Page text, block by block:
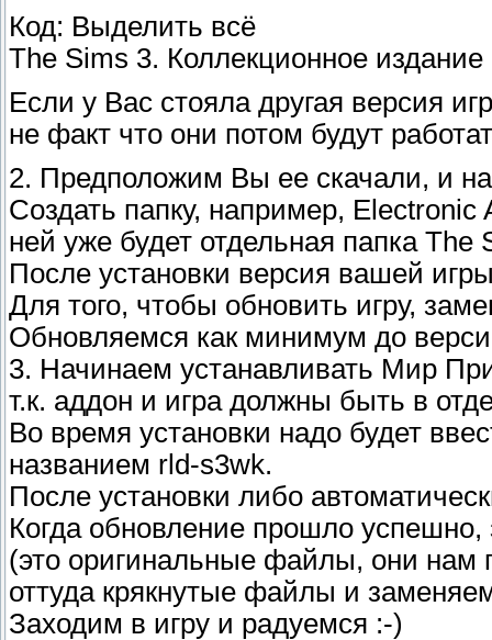
Код: Выделить всё
The Sims 3. Коллекционное
Если у Вас стояла другая версия
не факт что они потом будут
2. Предположим Вы ее скачали, и
Создать папку, например,
ней уже будет отдельная папка The
После установки версия вашей
Для того, чтобы обновить игру,
Обновляемся как минимум до
3. Начинаем устанавливать Мир
т.к. аддон и игра должны быть в
Во время установки надо будет
названием rld-s3wk.
После установки либо
Когда обновление прошло
(это оригинальные файлы, они нам
оттуда крякнутые файлы и
Заходим в игру и радуемся :-)